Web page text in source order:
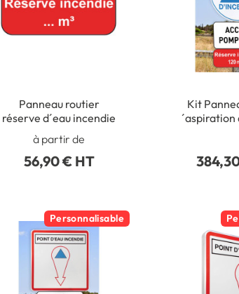
Panneau routier
réserve d´eau incendie
à partir de
56,90 € HT
Kit
´aspiration
mm -
Personnalisable